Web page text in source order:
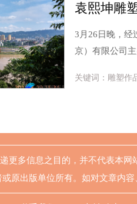
袁熙坤雕
3月26日晚，经
京）有限公司
关键词：雕塑作
更多信息之目的，并不代表本
原出版单位所有。如对文章内